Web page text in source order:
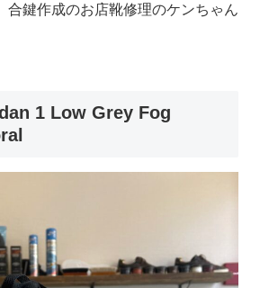
鍵作成のお店靴修理のケンちゃん
1 Low Grey Fog